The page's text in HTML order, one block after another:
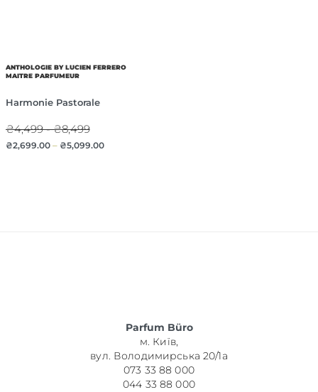
ANTHOLOGIE BY LUCIEN FERRERO
MAITRE PARFUMEUR
Harmonie Pastorale
₴4,499 - ₴8,499
₴2,699.00– ₴5,099.00
Parfum Büro
м. Київ,
вул. Володимирська 20/1а
073 33 88 000
044 33 88 000